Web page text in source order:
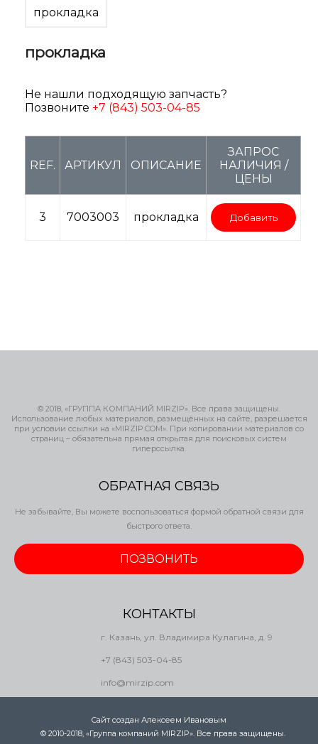
прокладка
прокладка
Не нашли подходящую запчасть?
Позвоните +7 (843) 503-04-85
REF. АРТИКУЛ ОПИСАНИЕ
ЗАПРОС
НАЛИЧИЯ /
ЦЕНЫ
3 7003003 прокладка Добавить
© 2018, «ГРУППА КОМПАНИЙ MIRZIP». Все права защищены.
Использование любых материалов, размещённых на сайте, разрешается
при условии ссылки на «MIRZIP.COM». При копировании материалов со
страниц – обязательна прямая открытая для поисковых систем
гиперссылка.
ОБРАТНАЯ СВЯЗЬ
Не забывайте, Вы можете воспользоваться формой обратной связи для
быстрого ответа.
ПОЗВОНИТЬ
КОНТАКТЫ
г. Казань, ул. Владимира Кулагина, д. 9
+7 (843) 503-04-85
info@mirzip.com
Сайт создан Алексеем Ивановым
© 2010-2018, «Группа компаний MIRZIP». Все права защищены.